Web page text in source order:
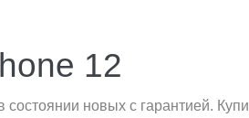
12
новых с гарантией.